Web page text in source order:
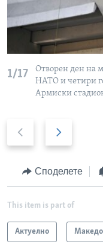
1/17
Отворен ден на
НАТО и четири
Армиски
i
o
t
s
l
d
Споделете
This item is part of
Актуелно